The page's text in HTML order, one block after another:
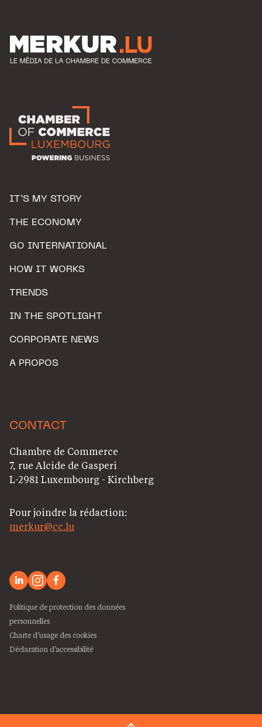
IT’S MY STORY
THE ECONOMY
GO INTERNATIONAL
HOW IT WORKS
TRENDS
IN THE SPOTLIGHT
CORPORATE NEWS
A PROPOS
CONTACT
Chambre de Commerce
7, rue Alcide de Gasperi
L-2981 Luxembourg - Kirchberg
Pour joindre la rédaction:
merkur@cc.lu
Politique de protection des données
personnelles
Charte d’usage des cookies
Déclaration d’accessibilité